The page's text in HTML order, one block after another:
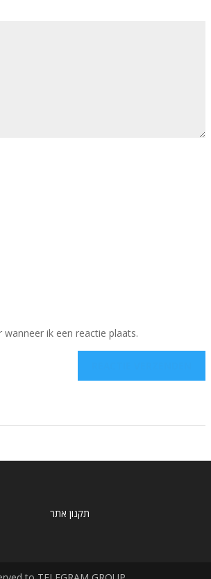
ik een reactie plaats.
תקנון אתר